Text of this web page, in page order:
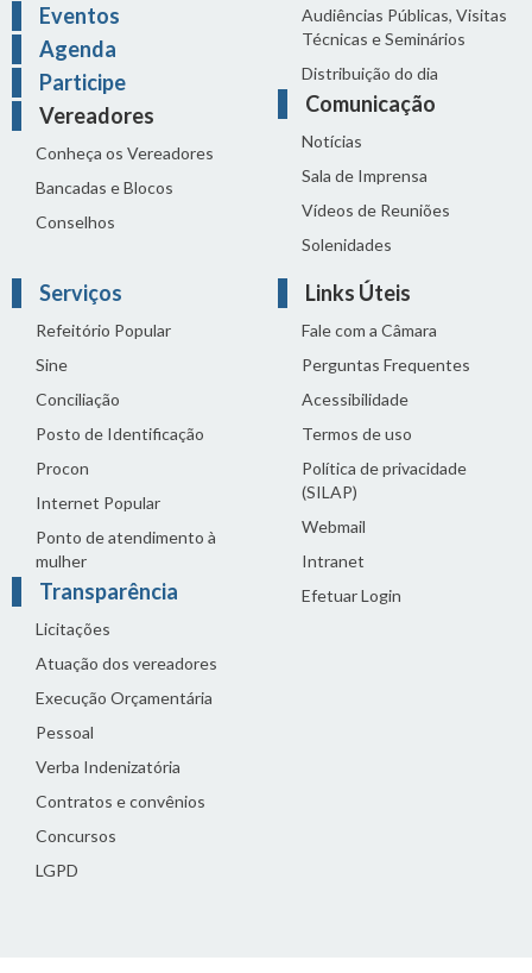
Eventos
Agenda
Participe
Vereadores
Conheça os Vereadores
Bancadas e Blocos
Conselhos
Audiências Públicas, Visitas
Técnicas e Seminários
Distribuição do dia
Comunicação
Notícias
Sala de Imprensa
Vídeos de Reuniões
Solenidades
Serviços
Refeitório Popular
Sine
Conciliação
Posto de Identificação
Procon
Internet Popular
Ponto de atendimento à
mulher
Transparência
Licitações
Atuação dos vereadores
Execução Orçamentária
Pessoal
Verba Indenizatória
Contratos e convênios
Concursos
LGPD
Links Úteis
Fale com a Câmara
Perguntas Frequentes
Acessibilidade
Termos de uso
Política de privacidade
(SILAP)
Webmail
Intranet
Efetuar Login